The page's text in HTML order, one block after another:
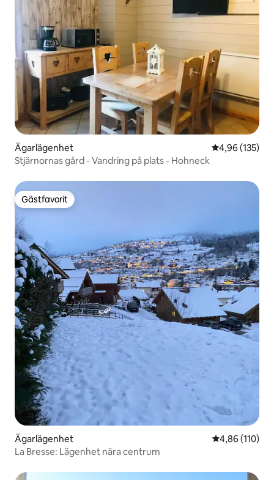
Ägarlägenhet 4,96 av 5 i
4,96 (135)
Stjärnornas gård - Vandring på plats - Hohneck
Gästfavorit
Gästfavorit
Ägarlägenhet 4,86 av 5 i
4,86 (110)
La Bresse: Lägenhet nära centrum